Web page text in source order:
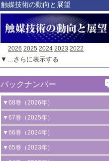
触媒技術の動向と展望
2026 2025 2024 2023 2022
▼…さらに表示する
バックナンバー
▼68巻（2026年）
1号 過酸化水素合成に関する研究動向
2号 コンピューター技術により加速する
触媒開発
3号 有機分子変換やCO 資源化のための
▼67巻（2025年）
1号 CO
水素化によるグリーン燃料/グリ
ーンケミカル製造
2号 水素製造のための水分解技術に関す
▼66巻（2024年）
1号 低次元ナノ構造を有する触媒材料
▼65巻（2023年）